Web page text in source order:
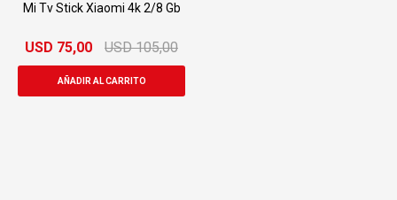
Mi Tv Stick Xiaomi 4k 2/8 Gb
USD 75,00 USD 105,00